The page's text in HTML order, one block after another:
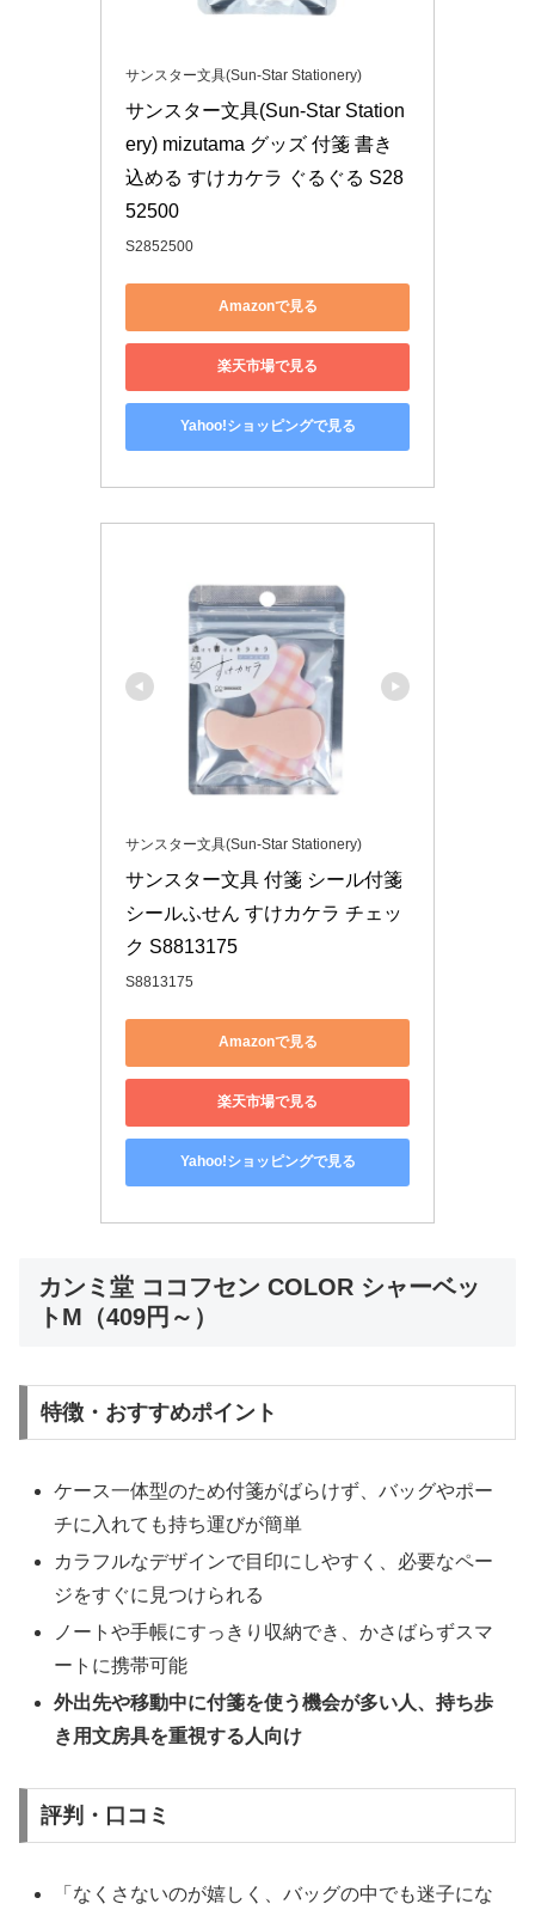
サンスター文具(Sun-Star Stationery)
サンスター文具(Sun-Star Station
ery) mizutama グッズ 付箋 書き
込める すけカケラ ぐるぐる S28
52500
S2852500
Amazonで見る
楽天市場で見る
Yahoo!ショッピングで見る
サンスター文具(Sun-Star Stationery)
サンスター文具 付箋 シール付箋
シールふせん すけカケラ チェッ
ク S8813175
S8813175
Amazonで見る
楽天市場で見る
Yahoo!ショッピングで見る
カンミ堂 ココフセン COLOR シャーベッ
トM（409円～）
特徴・おすすめポイント
ケース一体型のため付箋がばらけず、バッグやポー
チに入れても持ち運びが簡単
カラフルなデザインで目印にしやすく、必要なペー
ジをすぐに見つけられる
ノートや手帳にすっきり収納でき、かさばらずスマ
ートに携帯可能
外出先や移動中に付箋を使う機会が多い人、持ち歩
き用文房具を重視する人向け
評判・口コミ
「なくさないのが嬉しく、バッグの中でも迷子にな